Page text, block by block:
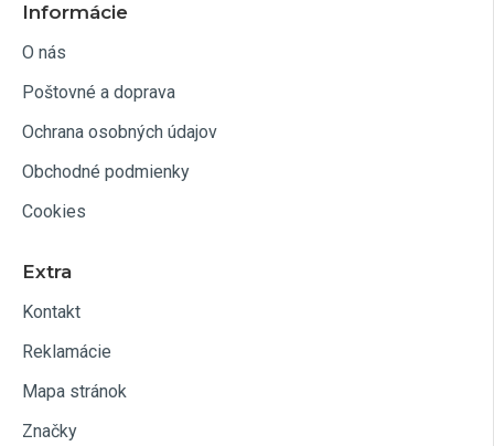
Informácie
O nás
Poštovné a doprava
Ochrana osobných údajov
Obchodné podmienky
Cookies
Extra
Kontakt
Reklamácie
Mapa stránok
Značky